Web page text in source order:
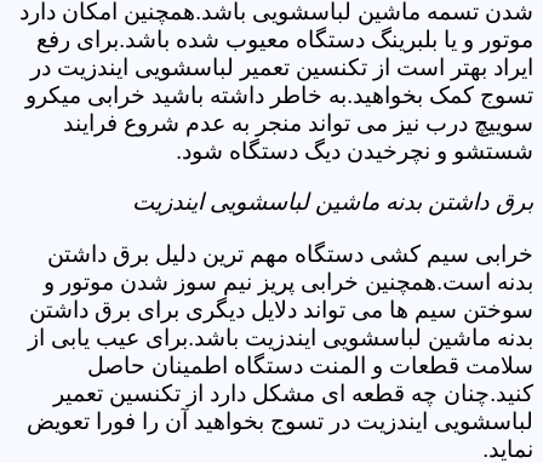
شدن تسمه ماشین لباسشویی باشد.همچنین امکان دارد
موتور و یا بلبرینگ دستگاه معیوب شده باشد.برای رفع
ایراد بهتر است از تکنسین تعمیر لباسشویی ایندزیت در
تسوج کمک بخواهید.به خاطر داشته باشید خرابی میکرو
سوییچ درب نیز می تواند منجر به عدم شروع فرایند
شستشو و نچرخیدن دیگ دستگاه شود.
برق داشتن بدنه ماشین لباسشویی ایندزیت
خرابی سیم کشی دستگاه مهم ترین دلیل برق داشتن
بدنه است.همچنین خرابی پریز نیم سوز شدن موتور و
سوختن سیم ها می تواند دلایل دیگری برای برق داشتن
بدنه ماشین لباسشویی ایندزیت باشد.برای عیب یابی از
سلامت قطعات و المنت دستگاه اطمینان حاصل
کنید.چنان چه قطعه ای مشکل دارد از تکنسین تعمیر
لباسشویی ایندزیت در تسوج بخواهید آن را فورا تعویض
نماید.